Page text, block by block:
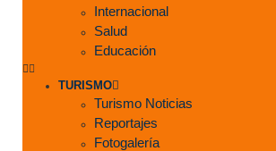
Internacional
Salud
Educación
TURISMO
Turismo Noticias
Reportajes
Fotogalería